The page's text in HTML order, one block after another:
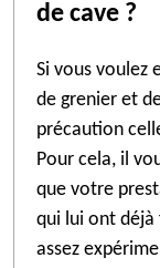
de cave ?
Si vous voulez
de grenier et
précaution
Pour cela, il
que votre
qui lui ont déjà
assez